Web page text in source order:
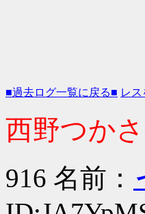
■過去ログ一覧に戻る■ レ
西野つか
916 名前：